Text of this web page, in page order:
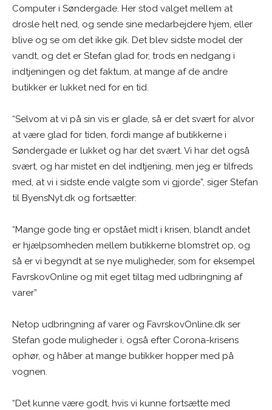
Computer i Søndergade. Her stod valget mellem at
drosle helt ned, og sende sine medarbejdere hjem, eller
blive og se om det ikke gik. Det blev sidste model der
vandt, og det er Stefan glad for, trods en nedgang i
indtjeningen og det faktum, at mange af de andre
butikker er lukket ned for en tid.
“Selvom at vi på sin vis er glade, så er det svært for alvor
at være glad for tiden, fordi mange af butikkerne i
Søndergade er lukket og har det svært. Vi har det også
svært, og har mistet en del indtjening, men jeg er tilfreds
med, at vi i sidste ende valgte som vi gjorde”, siger Stefan
til ByensNyt.dk og fortsætter:
“Mange gode ting er opstået midt i krisen, blandt andet
er hjælpsomheden mellem butikkerne blomstret op, og
så er vi begyndt at se nye muligheder, som for eksempel
FavrskovOnline og mit eget tiltag med udbringning af
varer”
Netop udbringning af varer og FavrskovOnline.dk ser
Stefan gode muligheder i, også efter Corona-krisens
ophør, og håber at mange butikker hopper med på
vognen.
“Det kunne være godt, hvis vi kunne fortsætte med